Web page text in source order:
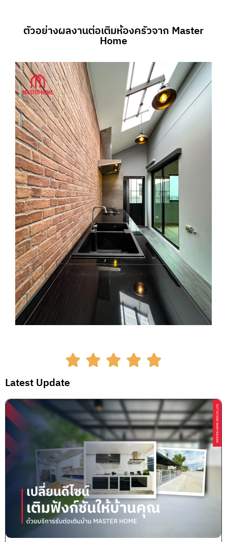
ตัวอย่างผลงานต่อเติมห้องครัวจาก Master
Home
Latest Update